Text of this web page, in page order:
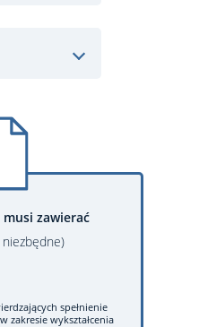
zawierać
spełnienie
zakresie wykształcenia